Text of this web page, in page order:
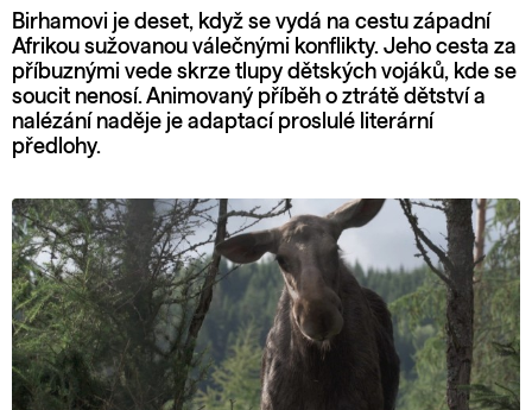
Birhamovi je deset, když se vydá na cestu západní
Afrikou sužovanou válečnými konflikty. Jeho cesta za
příbuznými vede skrze tlupy dětských vojáků, kde se
soucit nenosí. Animovaný příběh o ztrátě dětství a
nalézání naděje je adaptací proslulé literární
předlohy.